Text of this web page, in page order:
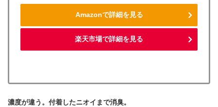
Amazonで詳細を見る
楽天市場で詳細を見る
濃度が違う。付着したニオイまで消臭。